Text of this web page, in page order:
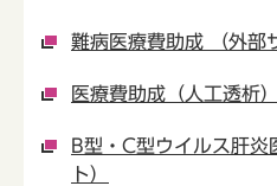
難病医療費助成 （外部
医療費助成（人工透析
B型・C型ウイルス肝炎
ト）